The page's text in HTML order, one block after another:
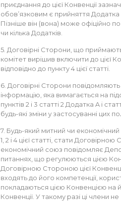
приєднання до цієї Конвенції
обов’язковим є прийняття
Пізніше він (вона) може офіційно
чи кілька Додатків.
5. Договірні Сторони, що
комітет вирішив включити до цієї
відповідно до пункту 4 цієї статті.
6. Договірні Сторони
інформацію, яка вимагається на
пунктів 2 і 3 статті 2 Додатка A і
будь-які зміни у застосуванні цих
7. Будь-який митний чи
1, 2 і 4 цієї статті, стати
економічний союз повідомляє
питаннях, що регулюються цією
Договірною Стороною цієї
входять до його компетенції,
покладаються цією Конвенцією на
Конвенції. У такому разі ці члени